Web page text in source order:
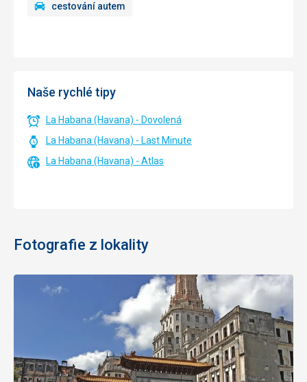
cestování autem
Naše rychlé tipy
La Habana (Havana) - Dovolená
La Habana (Havana) - Last Minute
La Habana (Havana) - Atlas
Fotografie z lokality